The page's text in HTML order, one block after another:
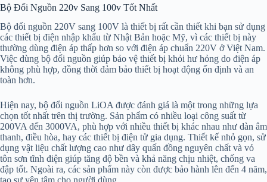
Bộ Đổi Nguồn 220v Sang 100v Tốt Nhất
Bộ đổi nguồn 220V sang 100V là thiết bị rất cần thiết khi bạn sử dụng
các thiết bị điện nhập khẩu từ Nhật Bản hoặc Mỹ, vì các thiết bị này
thường dùng điện áp thấp hơn so với điện áp chuẩn 220V ở Việt Nam.
Việc dùng bộ đổi nguồn giúp bảo vệ thiết bị khỏi hư hỏng do điện áp
không phù hợp, đồng thời đảm bảo thiết bị hoạt động ổn định và an
toàn hơn.
Hiện nay, bộ đổi nguồn LiOA được đánh giá là một trong những lựa
chọn tốt nhất trên thị trường. Sản phẩm có nhiều loại công suất từ
200VA đến 3000VA, phù hợp với nhiều thiết bị khác nhau như dàn âm
thanh, điều hòa, hay các thiết bị điện tử gia dụng. Thiết kế nhỏ gọn, sử
dụng vật liệu chất lượng cao như dây quấn đồng nguyên chất và vỏ
tôn sơn tĩnh điện giúp tăng độ bền và khả năng chịu nhiệt, chống va
đập tốt. Ngoài ra, các sản phẩm này còn được bảo hành lên đến 4 năm,